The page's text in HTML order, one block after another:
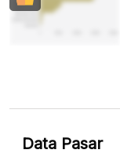
Data Pasar